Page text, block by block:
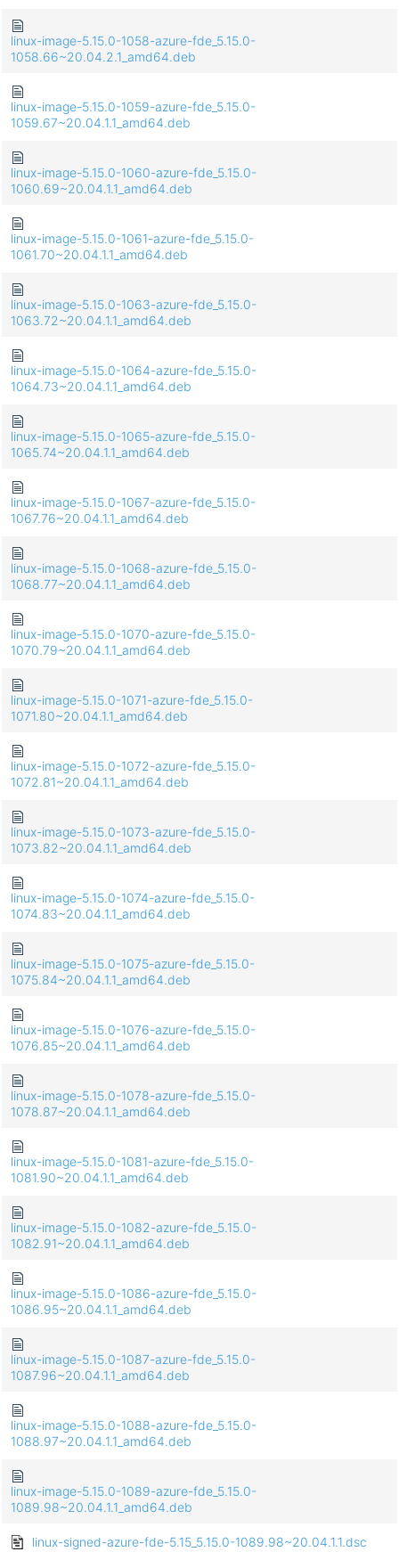
linux-image-5.15.0-1058-azure-fde_5.15.0-
1058.66~20.04.2.1_amd64.deb
linux-image-5.15.0-1059-azure-fde_5.15.0-
1059.67~20.04.1.1_amd64.deb
linux-image-5.15.0-1060-azure-fde_5.15.0-
1060.69~20.04.1.1_amd64.deb
linux-image-5.15.0-1061-azure-fde_5.15.0-
1061.70~20.04.1.1_amd64.deb
linux-image-5.15.0-1063-azure-fde_5.15.0-
1063.72~20.04.1.1_amd64.deb
linux-image-5.15.0-1064-azure-fde_5.15.0-
1064.73~20.04.1.1_amd64.deb
linux-image-5.15.0-1065-azure-fde_5.15.0-
1065.74~20.04.1.1_amd64.deb
linux-image-5.15.0-1067-azure-fde_5.15.0-
1067.76~20.04.1.1_amd64.deb
linux-image-5.15.0-1068-azure-fde_5.15.0-
1068.77~20.04.1.1_amd64.deb
linux-image-5.15.0-1070-azure-fde_5.15.0-
1070.79~20.04.1.1_amd64.deb
linux-image-5.15.0-1071-azure-fde_5.15.0-
1071.80~20.04.1.1_amd64.deb
linux-image-5.15.0-1072-azure-fde_5.15.0-
1072.81~20.04.1.1_amd64.deb
linux-image-5.15.0-1073-azure-fde_5.15.0-
1073.82~20.04.1.1_amd64.deb
linux-image-5.15.0-1074-azure-fde_5.15.0-
1074.83~20.04.1.1_amd64.deb
linux-image-5.15.0-1075-azure-fde_5.15.0-
1075.84~20.04.1.1_amd64.deb
linux-image-5.15.0-1076-azure-fde_5.15.0-
1076.85~20.04.1.1_amd64.deb
linux-image-5.15.0-1078-azure-fde_5.15.0-
1078.87~20.04.1.1_amd64.deb
linux-image-5.15.0-1081-azure-fde_5.15.0-
1081.90~20.04.1.1_amd64.deb
linux-image-5.15.0-1082-azure-fde_5.15.0-
1082.91~20.04.1.1_amd64.deb
linux-image-5.15.0-1086-azure-fde_5.15.0-
1086.95~20.04.1.1_amd64.deb
linux-image-5.15.0-1087-azure-fde_5.15.0-
1087.96~20.04.1.1_amd64.deb
linux-image-5.15.0-1088-azure-fde_5.15.0-
1088.97~20.04.1.1_amd64.deb
linux-image-5.15.0-1089-azure-fde_5.15.0-
1089.98~20.04.1.1_amd64.deb
linux-signed-azure-fde-5.15_5.15.0-1089.98~20.04.1.1.dsc